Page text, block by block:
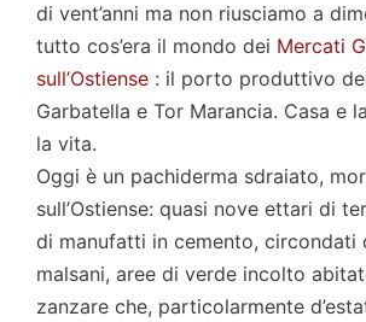
di vent’anni ma non riusciamo a
tutto cos’era il mondo dei Mercati
sull’Ostiense : il porto produttivo
Garbatella e Tor Marancia. Casa e
la vita.
Oggi è un pachiderma sdraiato,
sull’Ostiense: quasi nove ettari di
di manufatti in cemento, circondati
malsani, aree di verde incolto
zanzare che, particolarmente